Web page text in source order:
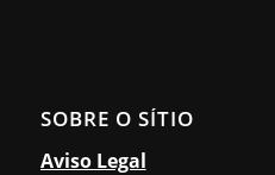
SOBRE O SÍTIO
Aviso Legal